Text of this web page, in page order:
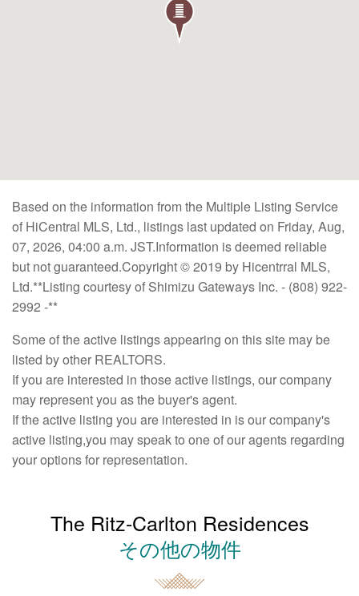
Based on the information from the Multiple Listing Service
of HiCentral MLS, Ltd., listings last updated on Friday, Aug,
07, 2026, 04:00 a.m. JST.Information is deemed reliable
but not guaranteed.Copyright © 2019 by Hicentrral MLS,
Ltd.**Listing courtesy of Shimizu Gateways Inc. - (808) 922-
2992 -**
Some of the active listings appearing on this site may be
listed by other REALTORS.
If you are interested in those active listings, our company
may represent you as the buyer's agent.
If the active listing you are interested in is our company's
active listing,you may speak to one of our agents regarding
your options for representation.
The Ritz-Carlton Residences
その他の物件